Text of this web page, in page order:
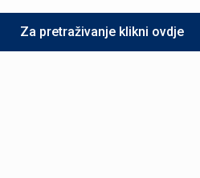
Za pretraživanje klikni ovdje